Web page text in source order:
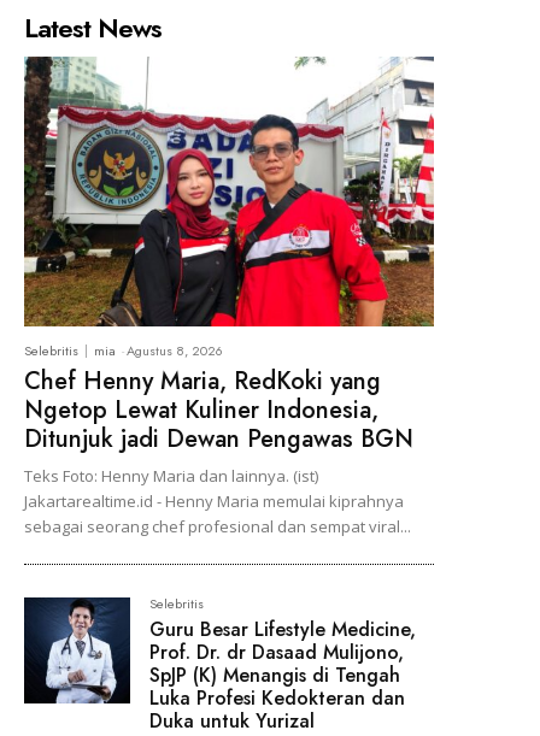
Latest News
Selebritis mia -Agustus 8, 2026
Chef Henny Maria, RedKoki yang
Ngetop Lewat Kuliner Indonesia,
Ditunjuk jadi Dewan Pengawas BGN
Teks Foto: Henny Maria dan lainnya. (ist)
Jakartarealtime.id - Henny Maria memulai kiprahnya
sebagai seorang chef profesional dan sempat viral...
Selebritis
Guru Besar Lifestyle Medicine,
Prof. Dr. dr Dasaad Mulijono,
SpJP (K) Menangis di Tengah
Luka Profesi Kedokteran dan
Duka untuk Yurizal